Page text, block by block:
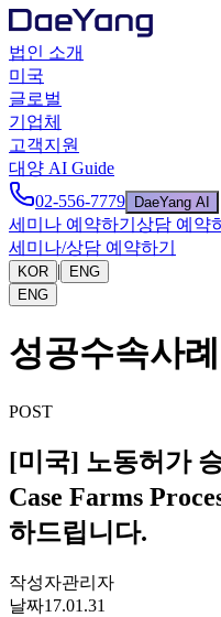
법인 소개
미국
글로벌
기업체
고객지원
대양 AI Guide
02-556-7779
DaeYang AI
세미나 예약하기 상담 예약
세미나/상담 예약하기
KOR |
ENG
ENG
성공수속사례
POST
[미국] 노동허가
Case Farms
하드립니다.
작성자관리자
날짜17.01.31